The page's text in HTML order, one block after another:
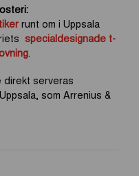
runt om i Uppsala
specialdesignade t-
.
direkt serveras
som Arrenius &